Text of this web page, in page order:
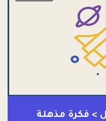
> فكرة مذهلة